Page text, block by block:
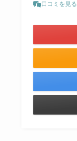
口コミを見る